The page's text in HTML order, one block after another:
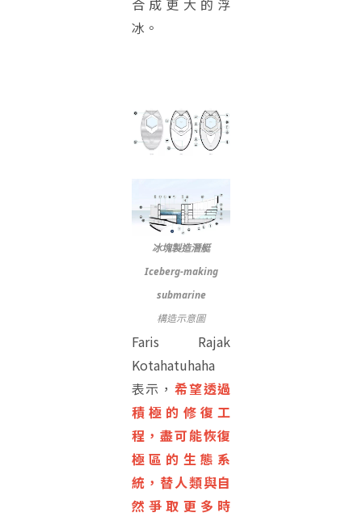
合成更大的浮
冰。
冰塊製造潛艇
Iceberg-making
submarine
構造示意圖
Faris Rajak
Kotahatuhaha
表示，希望透過
積極的修復工
程，盡可能恢復
極區的生態系
統，替人類與自
然爭取更多時